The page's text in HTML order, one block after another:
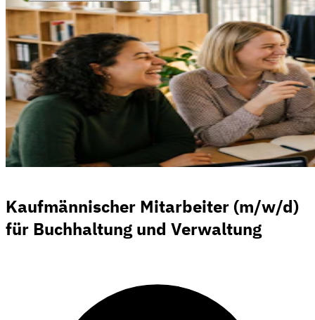
Kaufmännischer Mitarbeiter (m/w/d)
für Buchhaltung und Verwaltung